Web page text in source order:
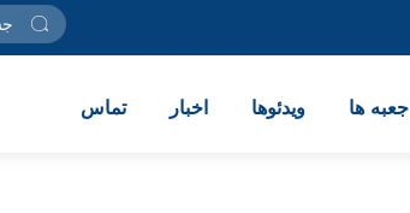
جعبه ها ویدئوها اخبار تماس